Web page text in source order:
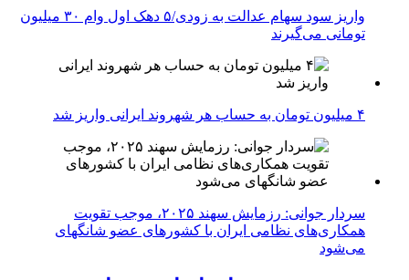
واریز سود سهام عدالت به زودی/۵ دهک اول وام ۳۰ میلیون
تومانی می‌گیرند
۴ میلیون تومان به حساب هر شهروند ایرانی واریز شد
سردار جوانی: رزمایش سهند ۲۰۲۵، موجب تقویت
همکاری‌های نظامی ایران با کشور‌های عضو شانگهای
می‌شود